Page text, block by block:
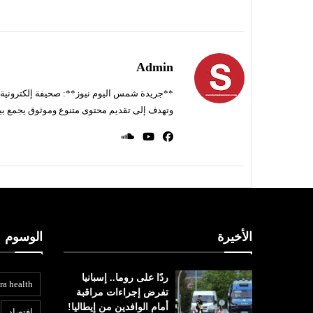
Admin
**جريدة شمس اليوم نيوز**: صحيفة إلكترونية
وتهدف إلى تقديم محتوى متنوع وموثوق يجمع
الأخيرة
ردًا على روما.. إسبانيا
تفرض إجراءات مراقبة
أمام الوافدين من إيطاليا!
الوسوم
health